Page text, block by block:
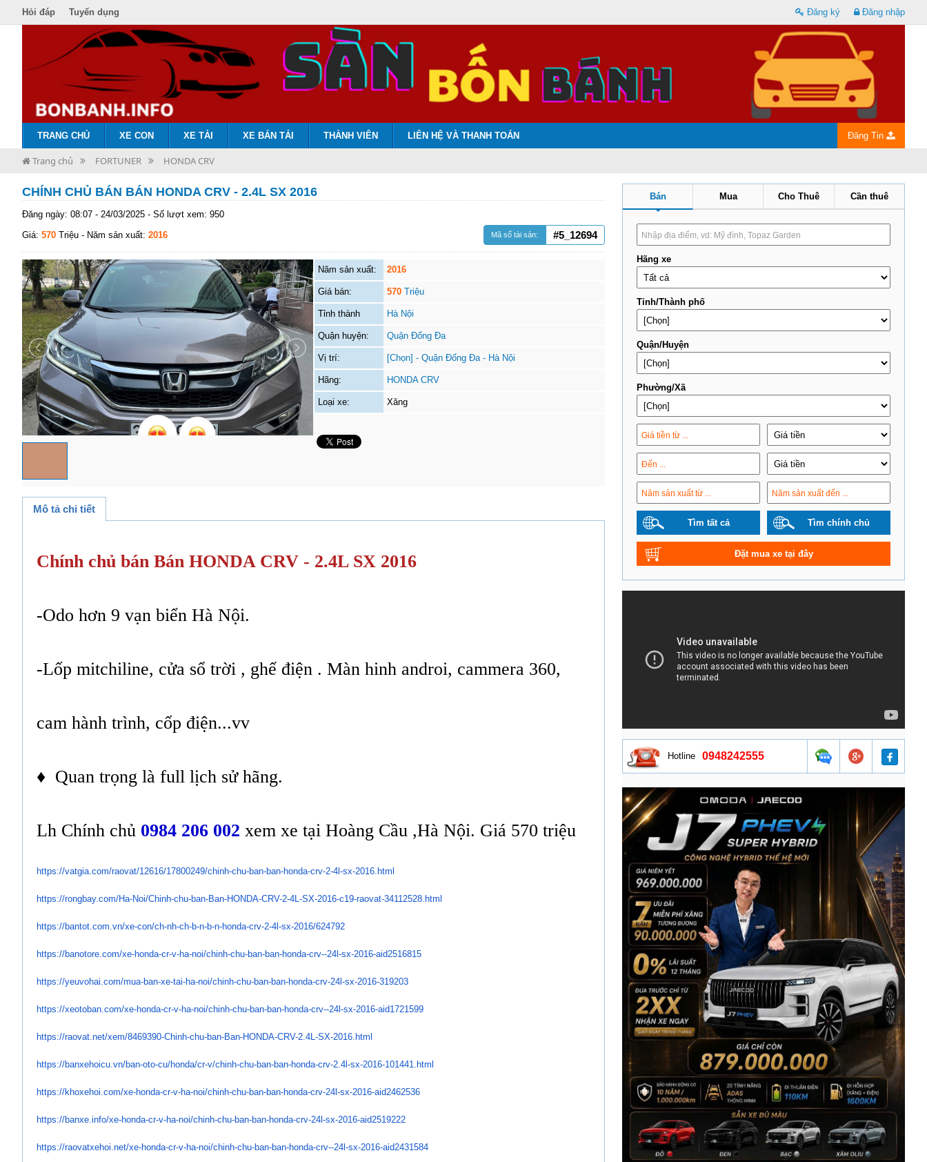
Hỏi đáp Tuyển dụng Đăng ký Đăng nhập
TRANG CHỦ XE CON XE TẢI XE BÁN TẢI THÀNH VIÊN LIÊN HỆ VÀ THANH TOÁN Đăng Tin
Trang chủ FORTUNER HONDA CRV
Bán Mua Cho Thuê Cần thuê
Hãng xe
Tỉnh/Thành phố
Quận/Huyện
Phường/Xã
Tìm tất cả Tìm chính chủ
Đặt mua xe tại đây
Hotline 0948242555
CHÍNH CHỦ BÁN BÁN HONDA CRV - 2.4L SX 2016
Đăng ngày: 08:07 - 24/03/2025 - Số lượt xem: 950
Giá: 570 Triệu - Năm sản xuất: 2016 Mã số tài sản: #5_12694
Năm sản xuất: 2016
Giá bán: 570 Triệu
Tỉnh thành Hà Nội
Quận huyện: Quận Đống Đa
Vị trí: [Chọn] - Quận Đống Đa - Hà Nội
Hãng: HONDA CRV
Loại xe: Xăng
Mô tả chi tiết
Chính chủ bán Bán HONDA CRV - 2.4L SX 2016
-Odo hơn 9 vạn biển Hà Nội.
-Lốp mitchiline, cửa sổ trời , ghế điện . Màn hinh androi, cammera 360,
cam hành trình, cốp điện...vv
♦ Quan trọng là full lịch sử hãng.
Lh Chính chủ 0984 206 002 xem xe tại Hoàng Cầu ,Hà Nội. Giá 570 triệu
https://vatgia.com/raovat/12616/17800249/chinh-chu-ban-ban-honda-crv-2-4l-sx-2016. html
https://rongbay.com/Ha-Noi/Chinh-chu-ban-Ban-HONDA-CRV-2-4L-SX-2016-c19-raovat-34112528.html
https://bantot.com.vn/xe-con/ch-nh-ch-b-n-b-n-honda-crv-2-4l-sx-2016/624792
https://banotore.com/xe-honda-cr-v-ha-noi/chinh-chu-ban-ban-honda-crv--24l-sx-2016-aid2516815
https://yeuvohai.com/mua-ban-xe-tai-ha-noi/chinh-chu-ban-ban-honda-crv-24l-sx-2016-319203
https://xeotoban.com/xe-honda-cr-v-ha-noi/chinh-chu-ban-ban-honda-crv--24l-sx-2016-aid1721599
https://raovat.net/xem/8469390-Chinh-chu-ban-Ban-HONDA-CRV-2.4L-SX-2016.html
https://banxehoicu.vn/ban-oto-cu/honda/cr-v/chinh-chu-ban-ban-honda-crv-2.4l-sx-2016-101441.html
https://khoxehoi.com/xe-honda-cr-v-ha-noi/chinh-chu-ban-ban-honda-crv-24l-sx-2016-aid2462536
https://banxe.info/xe-honda-cr-v-ha-noi/chinh-chu-ban-ban-honda-crv-24l-sx-2016-aid2519222
https://raovatxehoi.net/xe-honda-cr-v-ha-noi/chinh-chu-ban-ban-honda-crv--24l-sx-2016-aid2431584